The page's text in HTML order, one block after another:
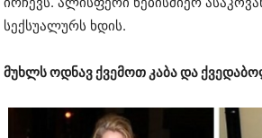
სექსუალურს ხდის.
მუხლს ოდნავ ქვემოთ კაბა და